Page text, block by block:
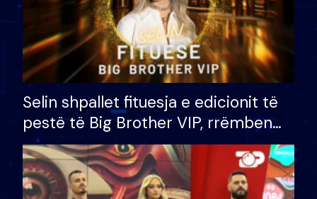
Selin shpallet fituesja e edicionit të
pestë të Big Brother VIP, rrëmben
çmimin e madh prej 100 mijë eurosh